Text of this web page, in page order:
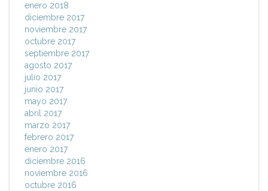
enero 2018
diciembre 2017
noviembre 2017
octubre 2017
septiembre 2017
agosto 2017
julio 2017
junio 2017
mayo 2017
abril 2017
marzo 2017
febrero 2017
enero 2017
diciembre 2016
noviembre 2016
octubre 2016